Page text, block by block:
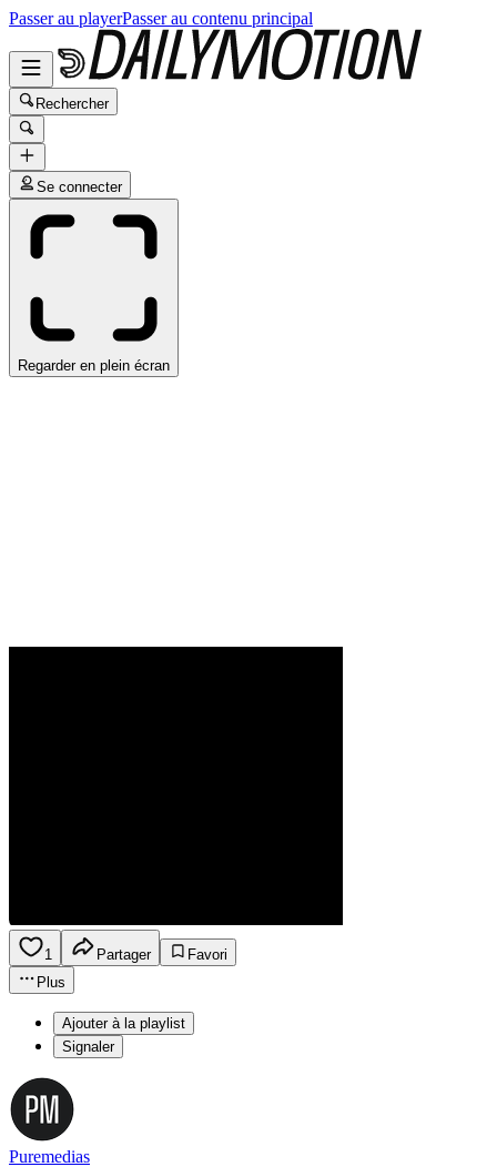
Passer au playerPasser au contenu principal
Rechercher
Se connecter
Regarder en plein écran
1 Partager
Favori
Plus
Ajouter à la playlist
Signaler
Puremedias